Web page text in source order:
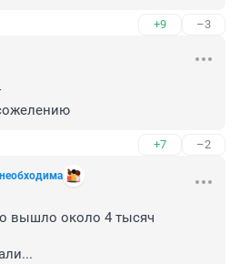
+9 –3
+7 –2
вышло около 4 тысяч